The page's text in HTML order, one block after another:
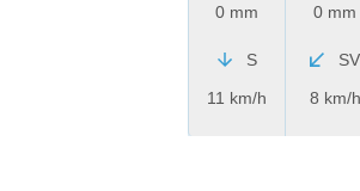
0 mm
S
11 km/h
0 mm
SV
8 km/h